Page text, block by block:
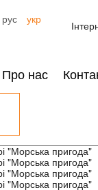
рус укр
Про нас